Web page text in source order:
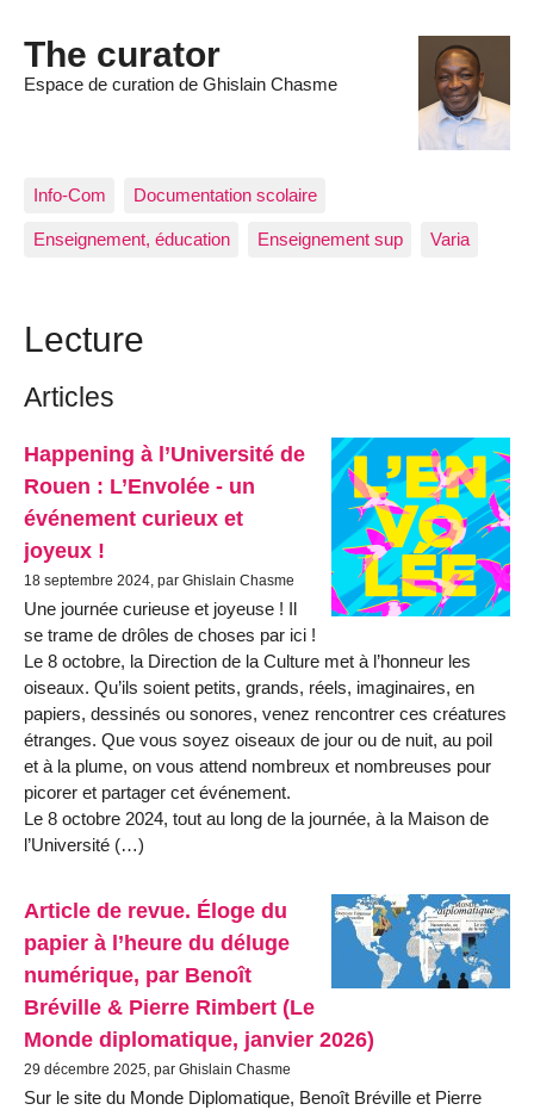
The curator
Espace de curation de Ghislain Chasme
Info-Com Documentation scolaire
Enseignement, éducation Enseignement sup Varia
Lecture
Articles
Happening à l’Université de
Rouen : L’Envolée - un
événement curieux et
joyeux !
18 septembre 2024, par Ghislain Chasme
Une journée curieuse et joyeuse ! Il
se trame de drôles de choses par ici !
Le 8 octobre, la Direction de la Culture met à l’honneur les
oiseaux. Qu’ils soient petits, grands, réels, imaginaires, en
papiers, dessinés ou sonores, venez rencontrer ces créatures
étranges. Que vous soyez oiseaux de jour ou de nuit, au poil
et à la plume, on vous attend nombreux et nombreuses pour
picorer et partager cet événement.
Le 8 octobre 2024, tout au long de la journée, à la Maison de
l’Université (…)
Article de revue. Éloge du
papier à l’heure du déluge
numérique, par Benoît
Bréville & Pierre Rimbert (Le
Monde diplomatique, janvier 2026)
29 décembre 2025, par Ghislain Chasme
Sur le site du Monde Diplomatique, Benoît Bréville et Pierre